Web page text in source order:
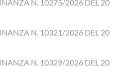
N. 10275/2026 DEL 20
N. 10321/2026 DEL 20
N. 10329/2026 DEL 20